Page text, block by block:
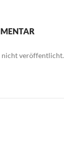
nicht veröffentlicht.